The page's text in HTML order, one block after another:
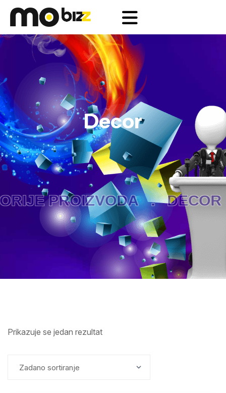
Decor
PROIZVODA .
Prikazuje se jedan rezultat